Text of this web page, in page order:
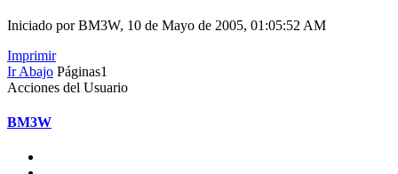
Iniciado por BM3W, 10 de Mayo de 2005, 01:05:52 AM
Imprimir
Ir Abajo Páginas1
Acciones del Usuario
BM3W